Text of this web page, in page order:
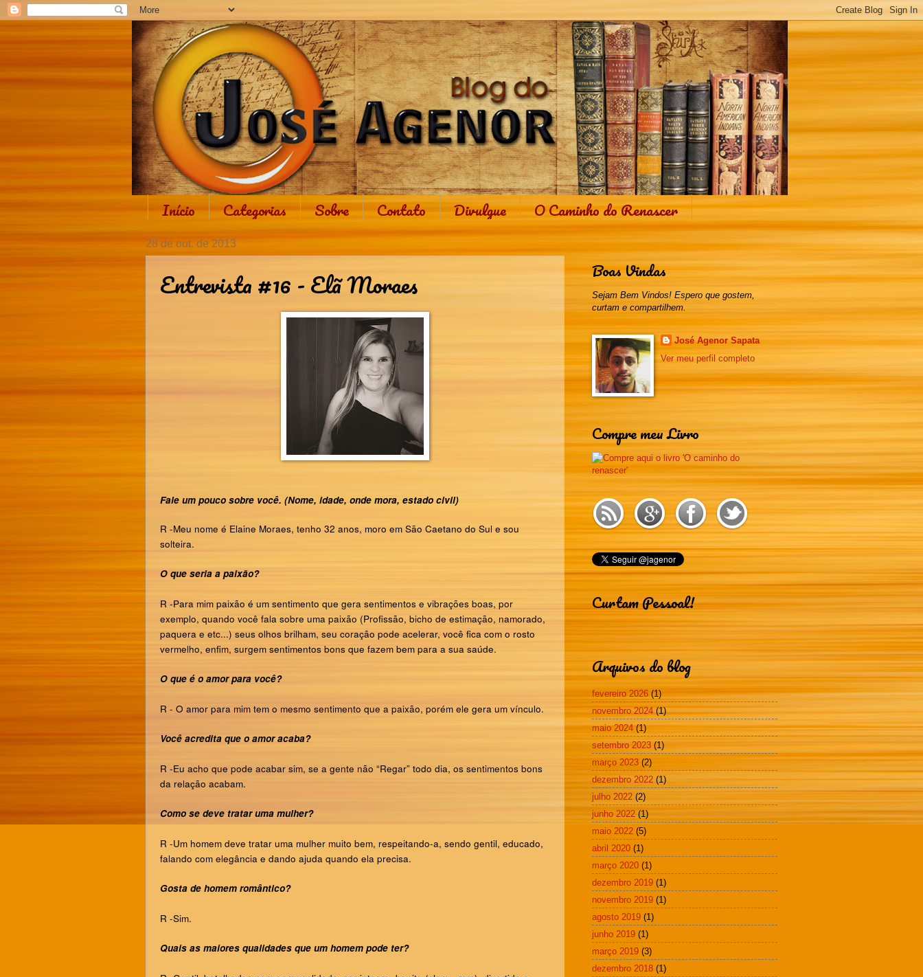
Início Categorias Sobre Contato Divulgue O Caminho do Renascer
28 de out. de 2013
Entrevista #16 - Elã Moraes
Fale um pouco sobre você. (Nome, idade, onde mora, estado civil)
R -Meu nome é Elaine Moraes, tenho 32 anos, moro em São Caetano do Sul e sou
solteira.
O que seria a paixão?
R -Para mim paixão é um sentimento que gera sentimentos e vibrações boas, por
exemplo, quando você fala sobre uma paixão (Profissão, bicho de estimação, namorado,
paquera e etc...) seus olhos brilham, seu coração pode acelerar, você fica com o rosto
vermelho, enfim, surgem sentimentos bons que fazem bem para a sua saúde.
O que é o amor para você?
R - O amor para mim tem o mesmo sentimento que a paixão, porém ele gera um vínculo.
Você acredita que o amor acaba?
R -Eu acho que pode acabar sim, se a gente não “Regar” todo dia, os sentimentos bons
da relação acabam.
Como se deve tratar uma mulher?
R -Um homem deve tratar uma mulher muito bem, respeitando-a, sendo gentil, educado,
falando com elegância e dando ajuda quando ela precisa.
Gosta de homem romântico?
R -Sim.
Quais as maiores qualidades que um homem pode ter?
Boas Vindas
Sejam Bem Vindos! Espero que gostem,
curtam e compartilhem.
José Agenor Sapata
Ver meu perfil completo
Compre meu Livro
Curtam Pessoal!
Arquivos do blog
fevereiro 2026 (1)
novembro 2024(1)
maio 2024(1)
setembro 2023 (1)
março 2023 (2)
dezembro 2022 (1)
julho 2022 (2)
junho 2022(1)
maio 2022 (5)
abril 2020 (1)
março 2020 (1)
dezembro 2019 (1)
novembro 2019 (1)
agosto 2019 (1)
junho 2019 (1)
março 2019 (3)
dezembro 2018 (1)